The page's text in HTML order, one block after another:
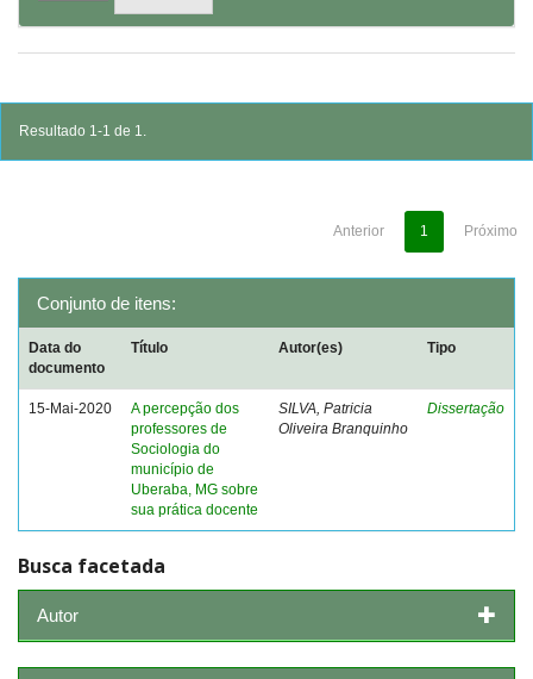
Resultado 1-1 de 1.
Anterior 1 Próximo
Conjunto de itens:
Data do
documento
Título Autor(es) Tipo
15-Mai-2020
A percepção dos
professores de
Sociologia do
município de
Uberaba, MG sobre
sua prática docente
SILVA, Patricia
Oliveira Branquinho
Dissertação
Busca facetada
Autor